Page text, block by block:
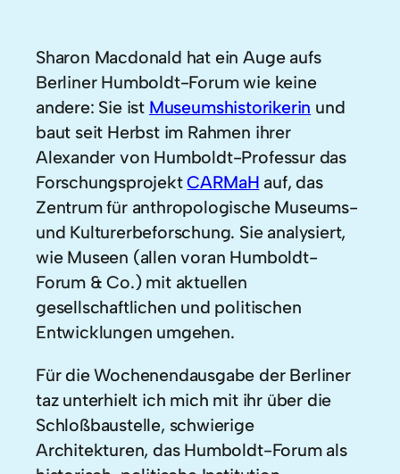
Sharon Macdonald hat ein Auge aufs
Berliner Humboldt-Forum wie keine
andere: Sie ist Museumshistorikerin und
baut seit Herbst im Rahmen ihrer
Alexander von Humboldt-Professur das
ForschungsprojektCARMaH auf, das
Zentrum für anthropologische Museums-
und Kulturerbeforschung. Sie analysiert,
wie Museen (allen voran Humboldt-
Forum & Co.) mit aktuellen
gesellschaftlichen und politischen
Entwicklungen umgehen.
Für die Wochenendausgabe der Berliner
taz unterhielt ich mich mit ihr über die
Schloßbaustelle, schwierige
Architekturen, das Humboldt-Forum als